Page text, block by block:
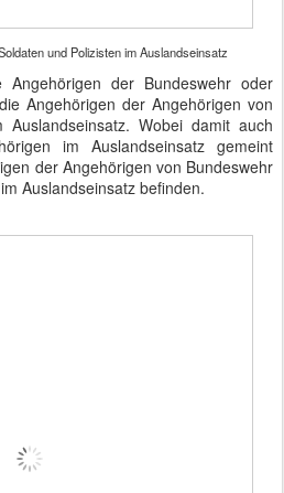
und Polizisten im Auslandseinsatz
der Bundeswehr oder
Angehörigen der Angehörigen von
Wobei damit auch
im Auslandseinsatz gemeint
der Angehörigen von Bundeswehr
Auslandseinsatz befinden.